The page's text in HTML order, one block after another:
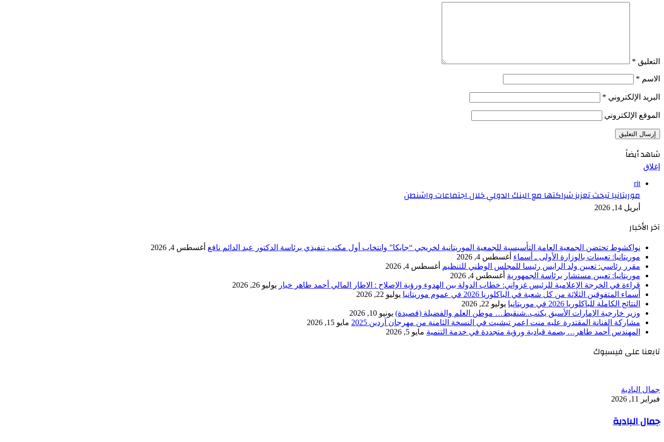
التعليق *
الاسم *
البريد الإلكتروني *
الموقع الإلكتروني
شاهد أيضاً
إغلاق
rit
موريتانيا تبحث تعزيز شراكتها مع البنك الدولي خلال اجتماعات واشنطن
أبريل 14, 2026
آخر الأخبار
نواكشوط تحتضن الجمعية العامة التأسيسية للجمعية الموريتانية لخريجي “جايكا” وانتخاب أول مكتب تنفيذي برئاسة الدكتور عبد الدائم نافع أغسطس 4, 2026
موريتانيا: تعيينات بالوزارة الأولى ـ أسماء أغسطس 4, 2026
مقرر رئاسي: تعيين ولد الرايس رئيسا للمجلس الوطني للتنظيم أغسطس 4, 2026
موريتانيا: تعيين مستشار برئاسة الجمهورية أغسطس 4, 2026
قراءة في الخرجة الإعلامية للرئيس غزواني: خطاب الدولة بين الهدوء ورؤية الإصلاح : الاطار المالي أحمد طاهر خيار يوليو 26, 2026
أسماء المتفوقين الثلاثة من كل شعبة في الباكلوريا 2026 في عموم موريتانيا
يوليو 22, 2026
النتائج الكاملة للباكلوريا 2026 في موريتانيا
يوليو 22, 2026
وزير خارجية الإمارات الأسبق يكتب..شنقيط… موطن العلم والفضيلة (قصيدة) يونيو 10, 2026
مشاركة الفنانة المقتدرة عليه منت اعمر تيشيت في النسخة الثامنة من مهرجان آردين 2025
مايو 15, 2026
المهندس أحمد طاهر… بصمة قيادية ورؤية متجددة في خدمة التنمية مايو 5, 2026
تابعنا على فيسبوك
جمال البادية
فبراير 11, 2026
جمال البادية